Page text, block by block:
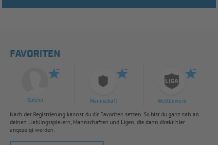
FAVORITEN
Spieler Mannschaft Wettbewerb
Nach der Registrierung kannst du dir Favoriten setzen. So bist du ganz nah an
deinen Lieblingsspielern, Mannschaften und Ligen, die dann direkt hier
angezeigt werden.